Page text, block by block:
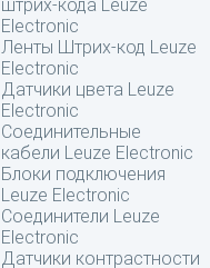
штрих-кода Leuze
Electronic
Ленты Штрих-код Leuze
Electronic
Датчики цвета Leuze
Electronic
Соединительные
кабели Leuze Electronic
Блоки подключения
Leuze Electronic
Соединители Leuze
Electronic
Датчики контрастности